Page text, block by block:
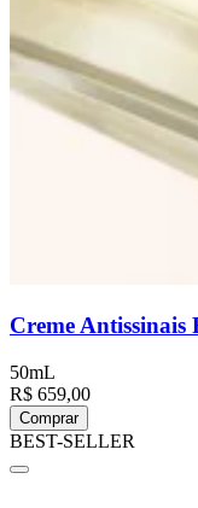
Creme
50mL
R$ 659,00
Comprar
BEST-SELLER